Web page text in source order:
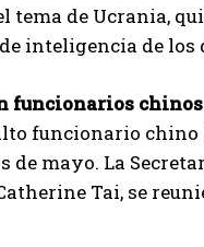
de Ucrania,
inteligencia de los
funcionarios
funcionario
mayo. La
Tai, se